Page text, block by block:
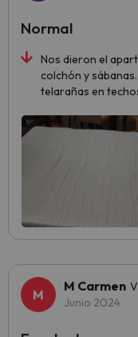
Nos dieron el
colchón y
telarañas en
Normal
M Carmen
Junio 2024